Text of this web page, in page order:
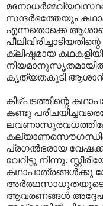
സന്ദര്‍ഭത്തേയും
എന്നതൊക്കെ
ക്ലിഷ്ടമായ
കൃത്യതകൂടി ആശാന്‍
കീഴ്പടത്തിന്റെ
കണ്ടു
പ്രഗല്‍ഭരായ
വേറിട്ടു നിന്നു.
കഥാപാത്രങ്ങള്‍ക്കു
ആവരണങ്ങള്‍